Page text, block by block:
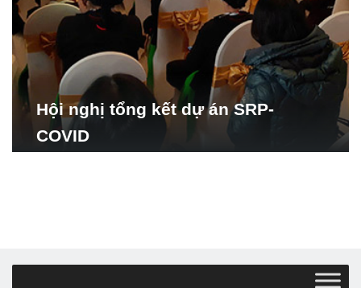
Hội nghị tổng kết dự án SRP-
COVID